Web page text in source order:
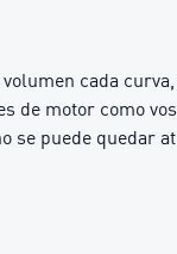
cada
de motor como
se puede